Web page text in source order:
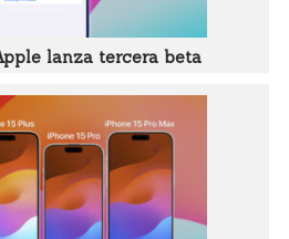
lanza tercera beta